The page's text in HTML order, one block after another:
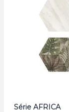
Série AFRICA